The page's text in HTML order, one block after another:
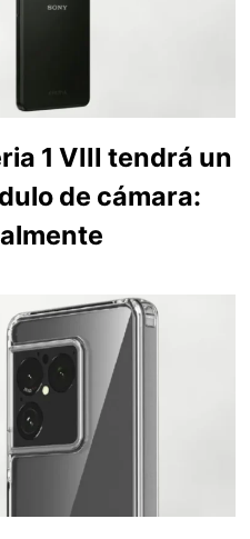
1 VIII tendrá un
de cámara: